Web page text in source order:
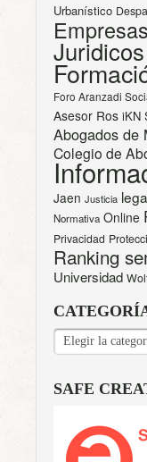
Urbanístico
Empresas
Juridicos
Foro Aranzadi
Asesor Ros iKN
Abogados de
Colegio de
Jaen Justicia
Normativa Online
Privacidad
Ranking
Universidad
SAFE